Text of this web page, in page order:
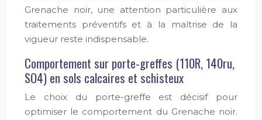
Grenache noir, une attention particulière aux
traitements préventifs et à la maîtrise de la
vigueur reste indispensable.
Comportement sur porte-greffes (110R, 140ru,
SO4) en sols calcaires et schisteux
Le choix du porte-greffe est décisif pour
optimiser le comportement du Grenache noir.